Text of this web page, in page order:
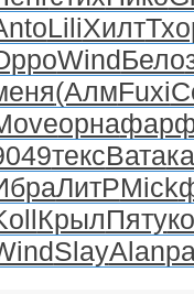
LiliХилт
WindБело
(АлмFuxi
орна
тексВата
ЛитРMick
КрылПяту
SlayAlan